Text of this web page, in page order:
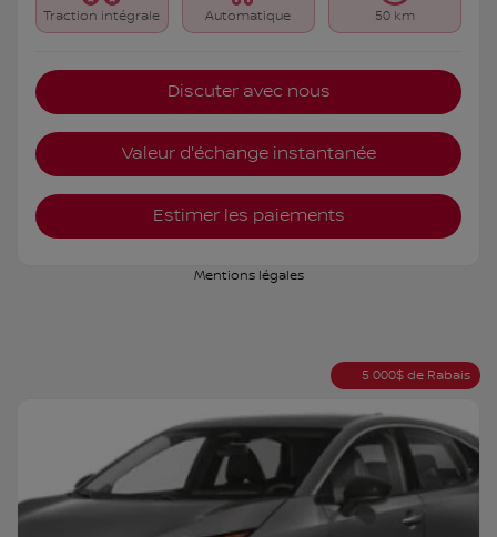
Traction intégrale Automatique 50 km
Discuter avec nous
Valeur d'échange instantanée
Estimer les paiements
Mentions légales
5 000$ de Rabais